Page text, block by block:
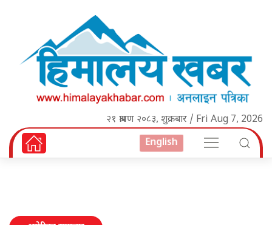
२१ श्रावण २०८३, शुक्रबार / Fri Aug 7, 2026
English